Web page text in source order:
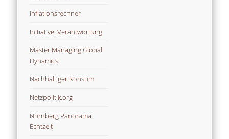
Inflationsrechner
Initiative: Verantwortung
Master Managing Global
Dynamics
Nachhaltiger Konsum
Netzpolitik.org
Nürnberg Panorama
Echtzeit